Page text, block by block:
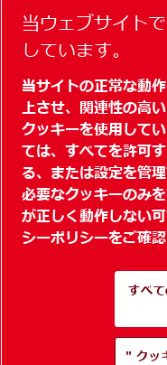
コ
サイトマップ" クッ
当ウェブサイト
しています。
当サイトの正常な動
上させ、関連性の高
クッキーを使用して
ては、すべてを許可
る、または設定を管
必要なクッキーのみ
が正しく動作しない
シーポリシーをご確
すべ
" クッ